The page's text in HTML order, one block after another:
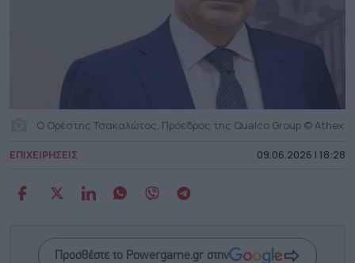
Ο Ορέστης Τσακαλώτος, Πρόεδρος της Qualco Group © Athex
ΕΠΙΧΕΙΡΗΣΕΙΣ 09.06.2026 | 18:28
Προσθέστε το Powergame.gr στην